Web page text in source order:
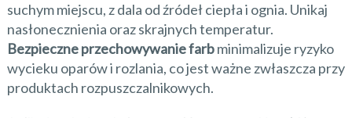
suchym miejscu, z dala od źródeł ciepła i ognia. Unikaj
nasłonecznienia oraz skrajnych temperatur.
Bezpieczne przechowywanie farbminimalizuje ryzyko
wycieku oparów i rozlania, co jest ważne zwłaszcza przy
produktach rozpuszczalnikowych.